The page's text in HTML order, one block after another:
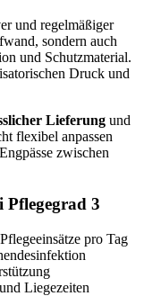
und regelmäßiger
sondern auch
und Schutzmaterial.
Druck und
Lieferung und
flexibel anpassen
zwischen
Pflegegrad 3
pro Tag
Liegezeiten